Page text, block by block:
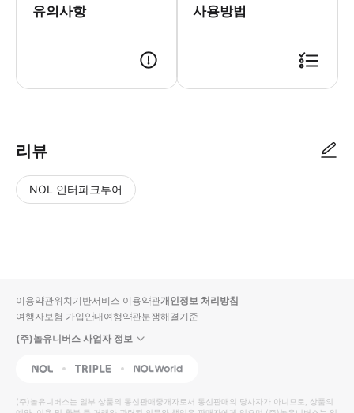
유의사항 사용방법
리뷰
NOL 인터파크투어
입니
다.
높
동
순
상
이용약관위치기반서비스 이용약관개인정보 처리방침
여행자보험 가입안내여행약관분쟁해결기준
(주)놀유니버스 사업자 정보
NOL Triple Interpark Global
(주)놀유니버스는 일부 상품의 통신판매중개자로서 통신판매의 당사자가 아니므로, 상품의